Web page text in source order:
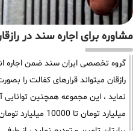
مشاوره برای اجاره سند در
گروه تخصصی ایران سند ضمن اجاره
رازقان میتواند قرارهای کفالت را
میلیارد تومان تا